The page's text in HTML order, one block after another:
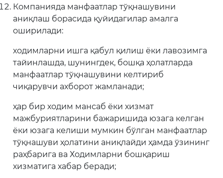
Компанияда манфаатлар тўқнашувини
аниқлаш борасида қуйидагилар амалга
оширилади:
ходимларни ишга қабул қилиш ёки лавозимга
тайинлашда, шунингдек, бошқа ҳолатларда
манфаатлар тўқнашувини келтириб
чиқарувчи ахборот жамланади;
ҳар бир ходим мансаб ёки хизмат
мажбуриятларини бажаришида юзага келган
ёки юзага келиши мумкин бўлган манфаатлар
тўқнашуви ҳолатини аниқлайди ҳамда ўзининг
раҳбарига ва Ходимларни бошқариш
хизматига хабар беради;